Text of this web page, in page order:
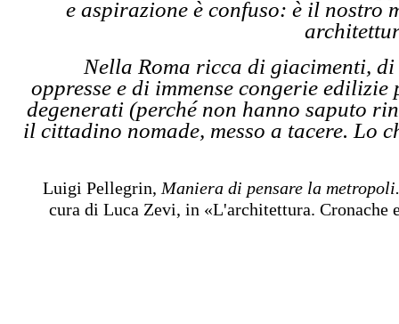
e aspirazione è confuso: è il nostro
Nella Roma ricca di giacimenti, di
oppresse e di immense congerie
degenerati (perché non hanno saputo
il cittadino nomade, messo a tacere. Lo
Luigi Pellegrin, Maniera di pensare la
cura di Luca Zevi, in «L'architettura. Cronache